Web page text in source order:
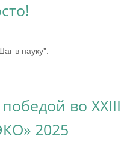
в науку".
во XXIII
2025